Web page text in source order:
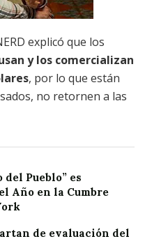
explicó que los
y los comercializan
, por lo que están
no retornen a las
Pueblo” es
Año en la Cumbre
de evaluación del